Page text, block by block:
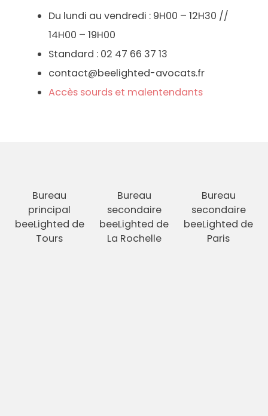
Du lundi au vendredi : 9H00 – 12H30 //
14H00 – 19H00
Standard : 02 47 66 37 13
contact@beelighted-avocats.fr
Accès sourds et malentendants
Bureau
principal
beeLighted de
Tours
Bureau
secondaire
beeLighted de
La Rochelle
Bureau
secondaire
beeLighted de
Paris